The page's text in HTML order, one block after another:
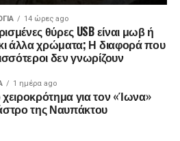
14 ώρες ago
θύρες USB είναι μωβ ή
άλλα χρώματα; Η διαφορά που
δεν γνωρίζουν
1 ημέρα ago
για τον «Ίωνα»
της Ναυπάκτου